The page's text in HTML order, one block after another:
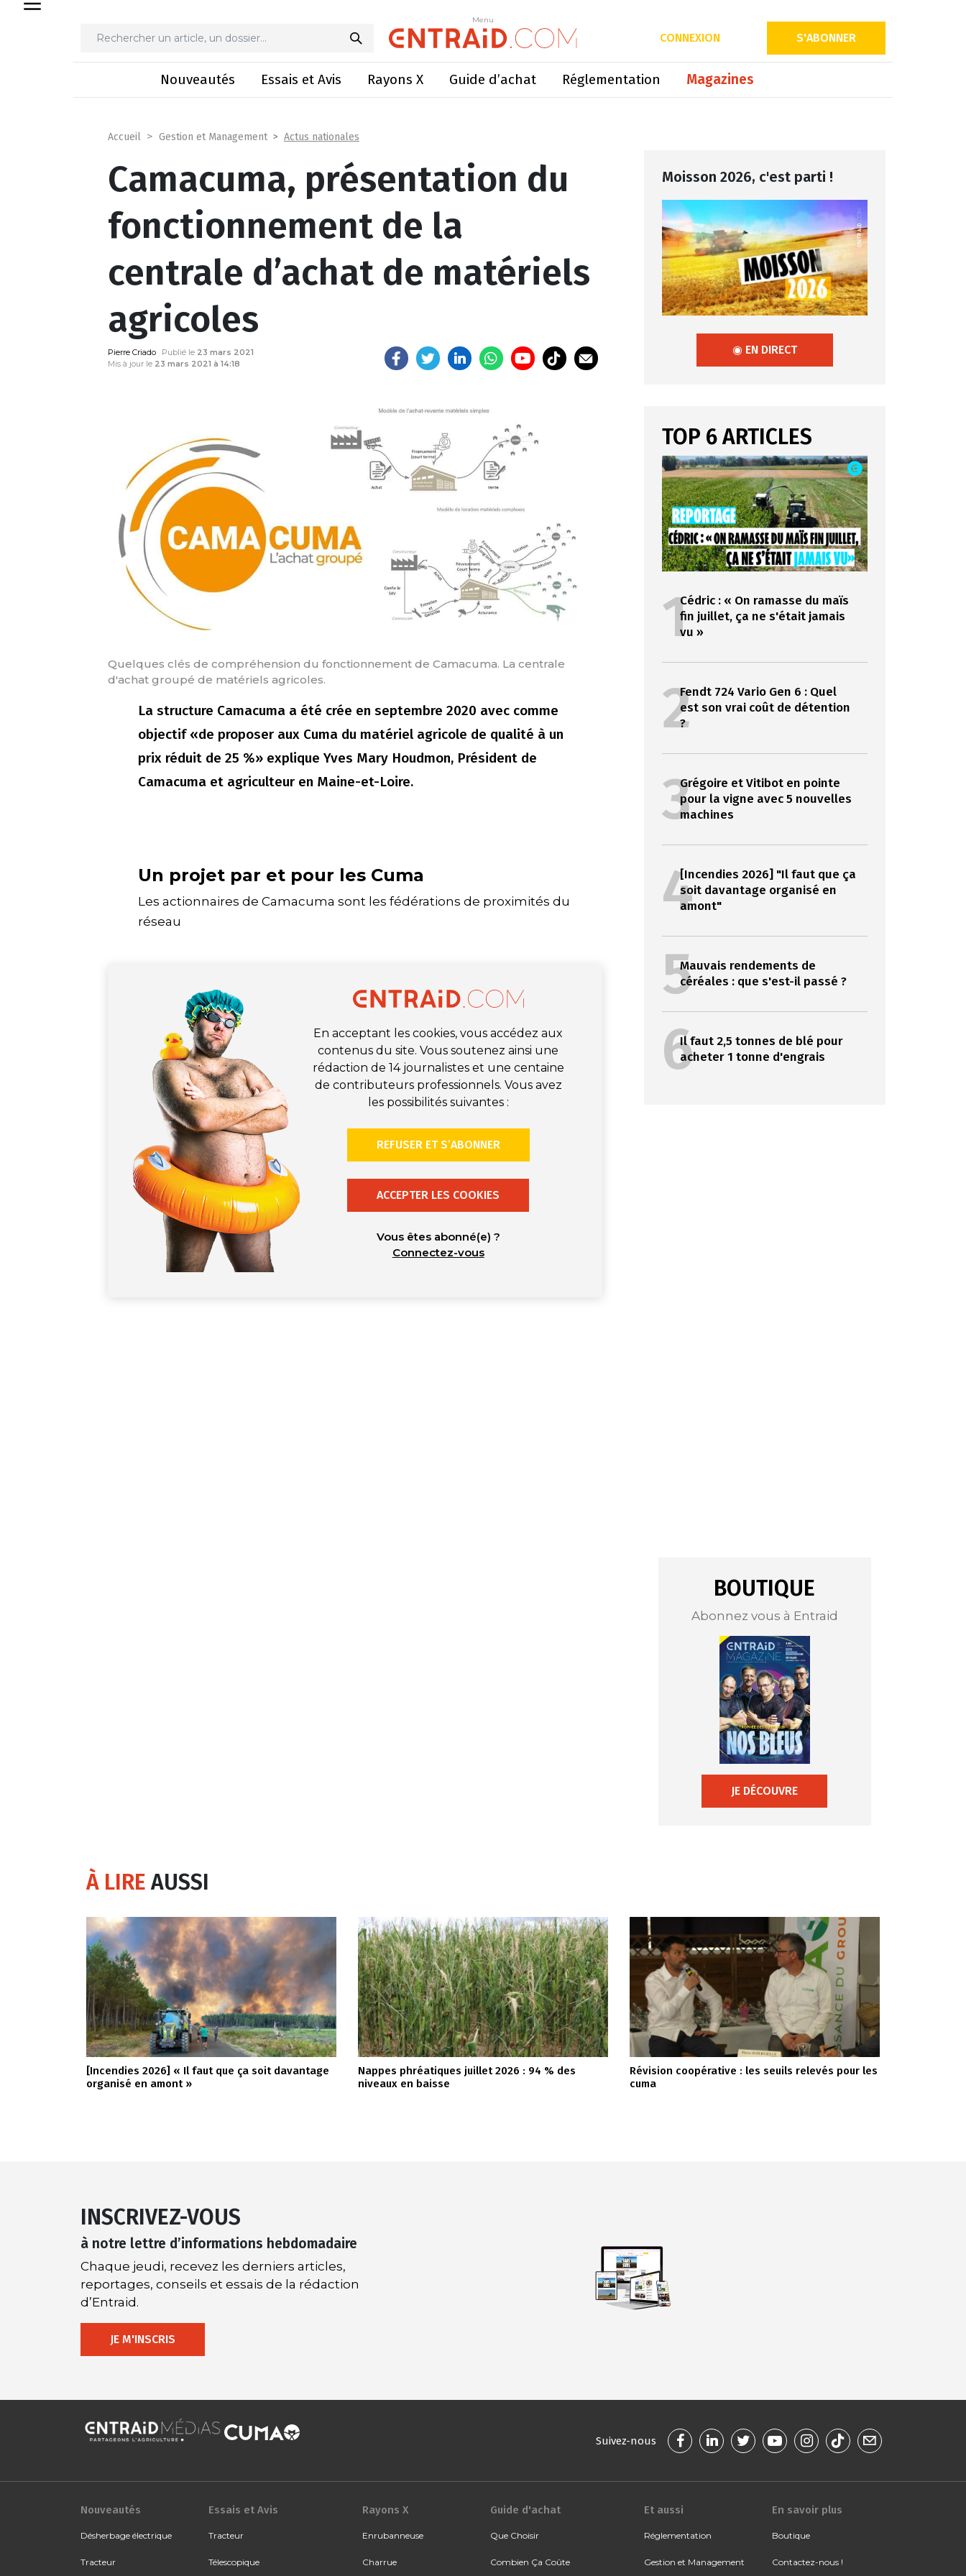
Menu
CONNEXION S'ABONNER
Nouveautés Essais et Avis Rayons X Guide d’achat Réglementation Magazines
Menu
Camacuma, présentation du fonctionnement de la centrale d’achat de matériels agricoles
Accueil Gestion et Management Actus nationales
Camacuma, présentation du
fonctionnement de la
centrale d’achat de matériels
agricoles
Pierre Criado Publié le 23 mars 2021
Mis à jour le 23 mars 2021 à 14:18
Quelques clés de compréhension du fonctionnement de Camacuma. La centrale
d'achat groupé de matériels agricoles.
La structure Camacuma a été crée en septembre 2020 avec comme
objectif «de proposer aux Cuma du matériel agricole de qualité à un
prix réduit de 25 %» explique Yves Mary Houdmon, Président de
Camacuma et agriculteur en Maine-et-Loire.
Un projet par et pour les Cuma
Les actionnaires de Camacuma sont les fédérations de proximités du
réseau
En acceptant les cookies, vous accédez aux
contenus du site. Vous soutenez ainsi une
rédaction de 14 journalistes et une centaine
de contributeurs professionnels. Vous avez
les possibilités suivantes :
REFUSER ET S’ABONNER
ACCEPTER LES COOKIES
Vous êtes abonné(e) ?
Connectez-vous
Moisson 2026, c'est parti !
◉ EN DIRECT
TOP 6 ARTICLES
1Cédric : « On ramasse du maïs
fin juillet, ça ne s'était jamais
vu »
2Fendt 724 Vario Gen 6 : Quel
est son vrai coût de détention
?
3Grégoire et Vitibot en pointe
pour la vigne avec 5 nouvelles
machines
4[Incendies 2026] "Il faut que ça
soit davantage organisé en
amont"
5Mauvais rendements de
céréales : que s'est-il passé ?
6Il faut 2,5 tonnes de blé pour
acheter 1 tonne d'engrais
BOUTIQUE
Abonnez vous à Entraid
JE DÉCOUVRE
À LIREAUSSI
[Incendies 2026] « Il faut que ça soit davantage
organisé en amont »
Nappes phréatiques juillet 2026 : 94 % des
niveaux en baisse
Révision coopérative : les seuils relevés pour les
cuma
INSCRIVEZ-VOUS
à notre lettre d’informations hebdomadaire
Chaque jeudi, recevez les derniers articles,
reportages, conseils et essais de la rédaction
d’Entraid.
JE M'INSCRIS
Suivez-nous
Nouveautés
Désherbage électrique
Tracteur
Essais et Avis
Tracteur
Télescopique
Rayons X
Enrubanneuse
Charrue
Guide d'achat
Que Choisir
Combien Ça Coûte
Et aussi
Réglementation
Gestion et Management
En savoir plus
Boutique
Contactez-nous !